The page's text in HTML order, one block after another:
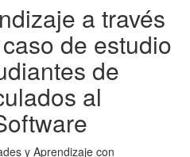
a través
de estudio
de
al
y Aprendizaje con